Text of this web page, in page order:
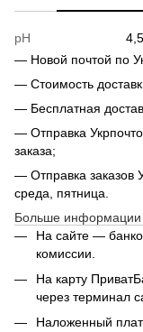
pH
— Новой почтой по
— Стоимость
— Бесплатная
— Отправка
заказа;
— Отправка заказов
среда, пятница.
Больше информации
На сайте —
комиссии.
На карту
через терминал
Наложенный